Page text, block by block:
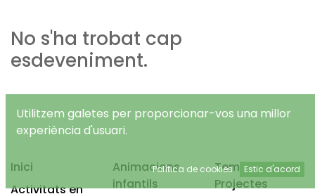
No s'ha trobat cap
esdeveniment.
Inici
Activitats en
Animacions
infantils
Temps Lliure
Projectes
Utilitzem galetes per proporcionar-vos una millor
experiència d'usuari.
Política de cookies Estic d'acord